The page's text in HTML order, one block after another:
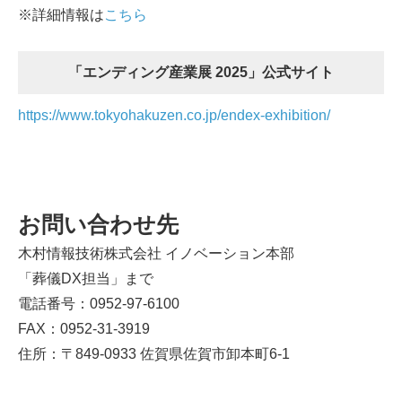
※詳細情報はこちら
「エンディング産業展 2025」公式サイト
https://www.tokyohakuzen.co.jp/endex-exhibition/
お問い合わせ先
木村情報技術株式会社 イノベーション本部
「葬儀DX担当」まで
電話番号：0952-97-6100
FAX：0952-31-3919
住所：〒849-0933 佐賀県佐賀市卸本町6-1